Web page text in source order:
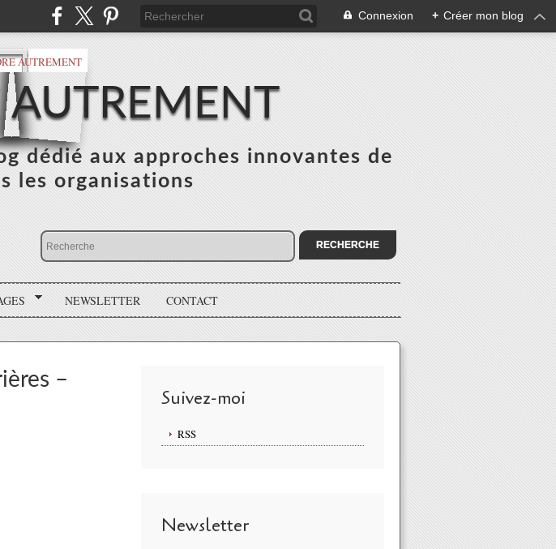
Connexion + Créer mon blog
AUTREMENT
dédié aux approches innovantes de
les organisations
NEWSLETTER CONTACT
–
Suivez-moi
RSS
Newsletter